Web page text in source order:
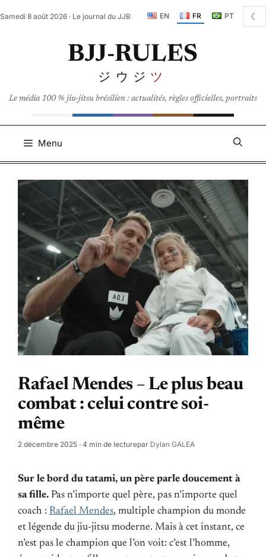
au
Samedi 8 août 2026 · Le journal du JJB EN FR PT ☾
BJJ-RULES
ジウジ ツ
Le média 100 % jiu-jitsu brésilien : actualités, règles officielles, portraits
Menu
Rafael Mendes – Le plus beau
combat : celui contre soi-
même
2 décembre 2025 · 4 min de lecturepar Dylan GALEA
Sur le bord du tatami, un père parle doucement à
sa fille. Pas n’importe quel père, pas n’importe quel
coach : Rafael Mendes, multiple champion du monde
et légende du jiu-jitsu moderne. Mais à cet instant, ce
n’est pas le champion que l’on voit: c’est l’homme,